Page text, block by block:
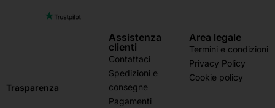
Trasparenza
Assistenza
clienti
Contattaci
Spedizioni e
consegne
Pagamenti
Area legale
Termini e condizioni
Privacy Policy
Cookie policy